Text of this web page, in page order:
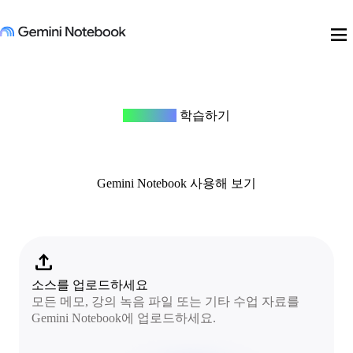
menu
학습하기
Gemini Notebook 사용해 보기
upload
소스를 업로드하세요
모든 메모, 강의 녹음 파일 또는 기타 수업 자료를
Gemini Notebook에 업로드하세요.